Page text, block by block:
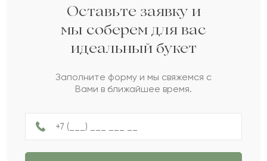
2021-09-15
Луиза
2021-09-09
Зангар
Оразгуль
А Алико
Оставьте заявку и
мы соберем для вас
идеальный букет
Заполните форму и мы свяжемся с
Вами в ближайшее время.